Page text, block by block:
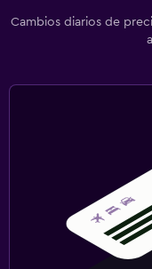
Cambios diarios de